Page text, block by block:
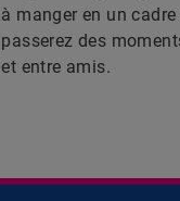
à manger en un
passerez des
et entre amis.